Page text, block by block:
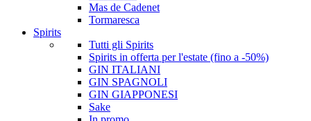
Mas de Cadenet
Tormaresca
Spirits
Tutti gli Spirits
Spirits in offerta per l'estate (fino a -50%)
GIN ITALIANI
GIN SPAGNOLI
GIN GIAPPONESI
Sake